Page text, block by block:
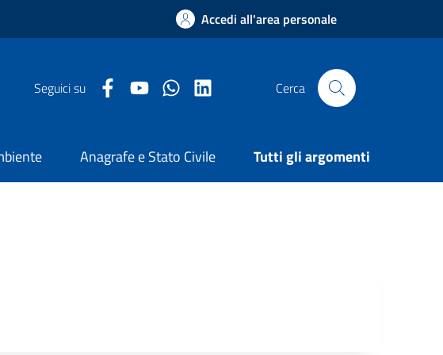
Accedi all'area personale
Seguici su Facebook Comune di Arezzo
Youtube Comune di Arezzo
Twitter Comune di Arezzo
LinkedIn Comune di Arezzo
Cerca
Anagrafe e Stato Civile Tutti gli argomenti